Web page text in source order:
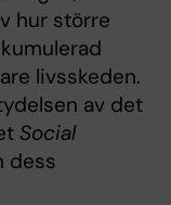
hur större
livsskeden.
av det
Social
dess